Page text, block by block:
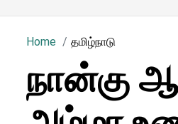
Home தமிழ்நாடு
நான்கு